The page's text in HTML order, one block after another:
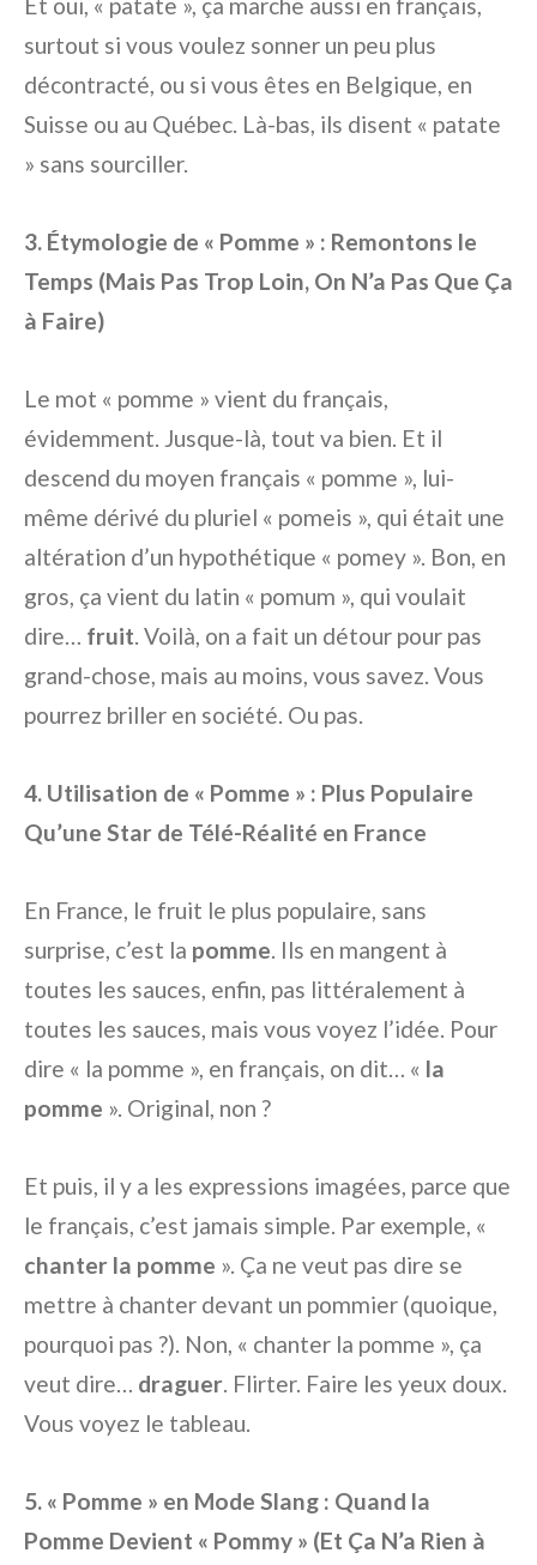
surtout si vous voulez sonner un peu plus
décontracté, ou si vous êtes en Belgique, en
Suisse ou au Québec. Là-bas, ils disent « patate
» sans sourciller.
3. Étymologie de « Pomme » : Remontons le
Temps (Mais Pas Trop Loin, On N’a Pas Que Ça
à Faire)
Le mot « pomme » vient du français,
évidemment. Jusque-là, tout va bien. Et il
descend du moyen français « pomme », lui-
même dérivé du pluriel « pomeis », qui était une
altération d’un hypothétique « pomey ». Bon, en
gros, ça vient du latin « pomum », qui voulait
dire… fruit. Voilà, on a fait un détour pour pas
grand-chose, mais au moins, vous savez. Vous
pourrez briller en société. Ou pas.
4. Utilisation de « Pomme » : Plus Populaire
Qu’une Star de Télé-Réalité en France
En France, le fruit le plus populaire, sans
surprise, c’est la pomme. Ils en mangent à
toutes les sauces, enfin, pas littéralement à
toutes les sauces, mais vous voyez l’idée. Pour
dire « la pomme », en français, on dit… « la
pomme ». Original, non ?
Et puis, il y a les expressions imagées, parce que
le français, c’est jamais simple. Par exemple, «
chanter la pomme ». Ça ne veut pas dire se
mettre à chanter devant un pommier (quoique,
pourquoi pas ?). Non, « chanter la pomme », ça
veut dire… draguer. Flirter. Faire les yeux doux.
Vous voyez le tableau.
5. « Pomme » en Mode Slang : Quand la
Pomme Devient « Pommy » (Et Ça N’a Rien à